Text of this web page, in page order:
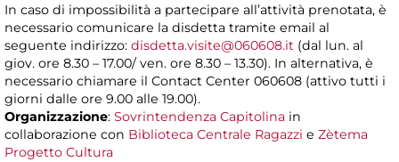
In caso di impossibilità a partecipare all’attività prenotata, è
necessario comunicare la disdetta tramite email al
seguente indirizzo: disdetta.visite@060608.it (dal lun. al
giov. ore 8.30 – 17.00/ ven. ore 8.30 – 13.30). In alternativa, è
necessario chiamare il Contact Center 060608 (attivo tutti i
giorni dalle ore 9.00 alle 19.00).
Organizzazione: Sovrintendenza Capitolina in
collaborazione con Biblioteca Centrale Ragazzi e Zètema
Progetto Cultura